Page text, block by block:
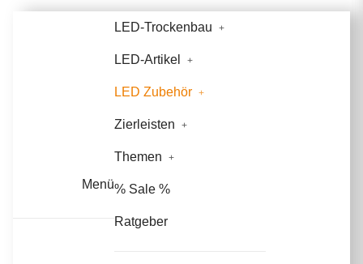
Menü
LED-Trockenbau
LED-Artikel
LED Zubehör
Zierleisten
Themen
% Sale %
Ratgeber